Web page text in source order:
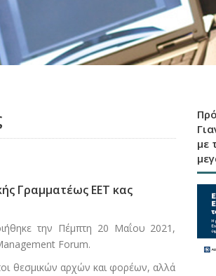
Γραμματέως ΕΕΤ κας
την Πέμπτη 20 Μαΐου 2021,
Forum.
θεσμικών αρχών και φορέων, αλλά
με